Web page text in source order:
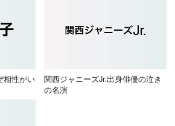
相性がい
関西ジャニーズJr.出身俳優の泣き
の名演